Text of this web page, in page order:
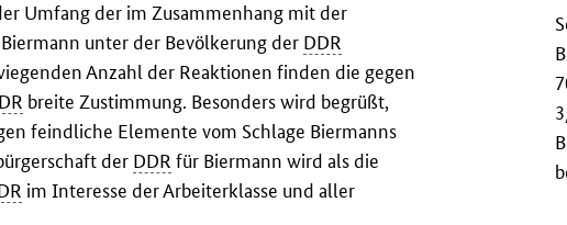
Umfang der im Zusammenhang mit der
unter der Bevölkerung der DDR
Anzahl der Reaktionen finden die gegen
breite Zustimmung. Besonders wird begrüßt,
feindliche Elemente vom Schlage Biermanns
der DDR für Biermann wird als die
im Interesse der Arbeiterklasse und aller